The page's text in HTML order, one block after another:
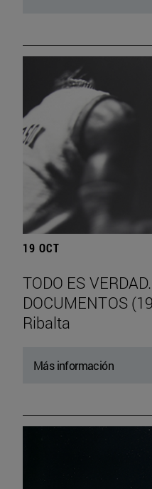
19 OCT
TODO ES
DOCUMENTOS
Ribalta
Más información